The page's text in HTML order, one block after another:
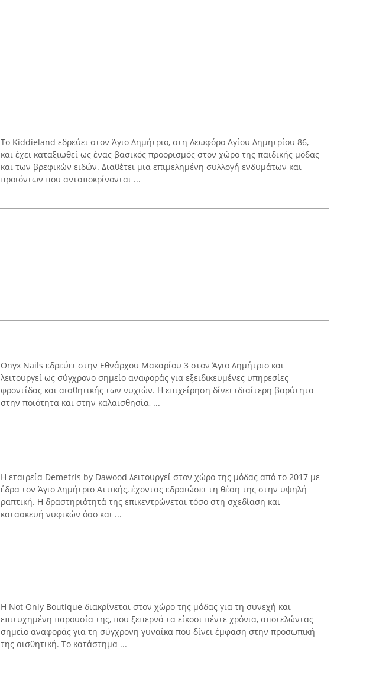
Το Kiddieland εδρεύει στον Άγιο Δημήτριο, στη Λεωφόρο Αγίου Δημητρίου 86,
και έχει καταξιωθεί ως ένας βασικός προορισμός στον χώρο της παιδικής μόδας
και των βρεφικών ειδών. Διαθέτει μια επιμελημένη συλλογή ενδυμάτων και
προϊόντων που ανταποκρίνονται ...
Onyx Nails εδρεύει στην Εθνάρχου Μακαρίου 3 στον Άγιο Δημήτριο και
λειτουργεί ως σύγχρονο σημείο αναφοράς για εξειδικευμένες υπηρεσίες
φροντίδας και αισθητικής των νυχιών. Η επιχείρηση δίνει ιδιαίτερη βαρύτητα
στην ποιότητα και στην καλαισθησία, ...
Η εταιρεία Demetris by Dawood λειτουργεί στον χώρο της μόδας από το 2017 με
έδρα τον Άγιο Δημήτριο Αττικής, έχοντας εδραιώσει τη θέση της στην υψηλή
ραπτική. Η δραστηριότητά της επικεντρώνεται τόσο στη σχεδίαση και
κατασκευή νυφικών όσο και ...
Η Not Only Boutique διακρίνεται στον χώρο της μόδας για τη συνεχή και
επιτυχημένη παρουσία της, που ξεπερνά τα είκοσι πέντε χρόνια, αποτελώντας
σημείο αναφοράς για τη σύγχρονη γυναίκα που δίνει έμφαση στην προσωπική
της αισθητική. Το κατάστημα ...